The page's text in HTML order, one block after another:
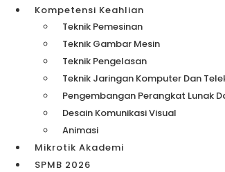
Kompetensi Keahlian
Teknik Pemesinan
Teknik Gambar Mesin
Teknik Pengelasan
Teknik Jaringan Komputer Dan
Pengembangan Perangkat Lunak
Desain Komunikasi Visual
Animasi
Mikrotik Akademi
SPMB 2026